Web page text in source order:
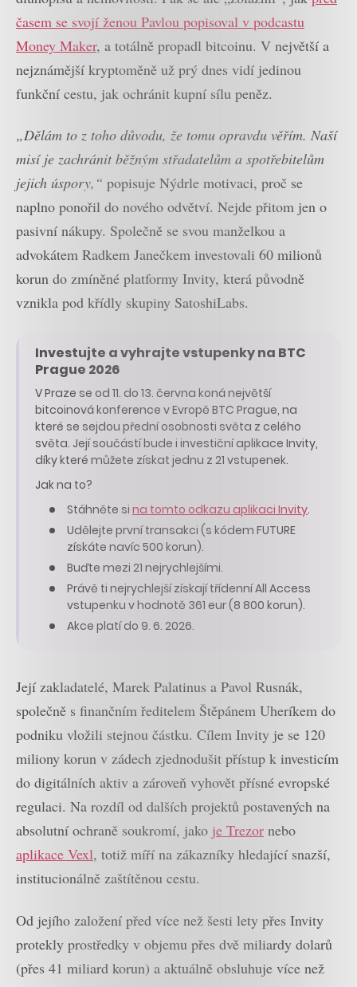
časem se svojí ženou Pavlou popisoval v podcastu
Money Maker, a totálně propadl bitcoinu. V největší a
nejznámější kryptoměně už prý dnes vidí jedinou
funkční cestu, jak ochránit kupní sílu peněz.
„Dělám to z toho důvodu, že tomu opravdu věřím. Naší
misí je zachránit běžným střadatelům a spotřebitelům
jejich úspory,“ popisuje Nýdrle motivaci, proč se
naplno ponořil do nového odvětví. Nejde přitom jen o
pasivní nákupy. Společně se svou manželkou a
advokátem Radkem Janečkem investovali 60 milionů
korun do zmíněné platformy Invity, která původně
vznikla pod křídly skupiny SatoshiLabs.
Investujte a vyhrajte vstupenky na BTC
Prague 2026
V Praze se od 11. do 13. června koná největší
bitcoinová konference v Evropě BTC Prague, na
které se sejdou přední osobnosti světa z celého
světa. Její součástí bude i investiční aplikace Invity,
díky které můžete získat jednu z 21 vstupenek.
Jak na to?
Stáhněte si na tomto odkazu aplikaci Invity.
Udělejte první transakci (s kódem FUTURE
získáte navíc 500 korun).
Buďte mezi 21 nejrychlejšími.
Právě ti nejrychlejší získají třídenní All Access
vstupenku v hodnotě 361 eur (8 800 korun).
Akce platí do 9. 6. 2026.
Její zakladatelé, Marek Palatinus a Pavol Rusnák,
společně s finančním ředitelem Štěpánem Uheríkem do
podniku vložili stejnou částku. Cílem Invity je se 120
miliony korun v zádech zjednodušit přístup k investicím
do digitálních aktiv a zároveň vyhovět přísné evropské
regulaci. Na rozdíl od dalších projektů postavených na
absolutní ochraně soukromí, jako je Trezor nebo
aplikace Vexl, totiž míří na zákazníky hledající snazší,
institucionálně zaštítěnou cestu.
Od jejího založení před více než šesti lety přes Invity
protekly prostředky v objemu přes dvě miliardy dolarů
(přes 41 miliard korun) a aktuálně obsluhuje více než